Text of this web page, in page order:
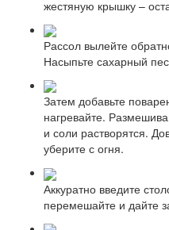
жестяную крышку –
Рассол вылейте
Насыпьте сахарный
Затем добавьте
нагревайте.
и соли растворятся.
уберите с огня.
Аккуратно введите
перемешайте и дайте